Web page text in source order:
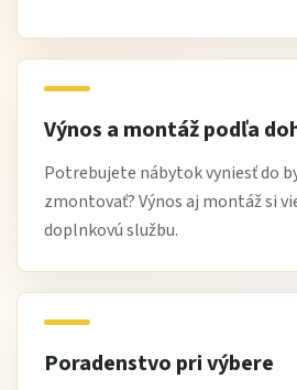
Výnos a montáž podľa
Potrebujete nábytok vyniesť do
zmontovať? Výnos aj montáž si
doplnkovú službu.
Poradenstvo pri výbere